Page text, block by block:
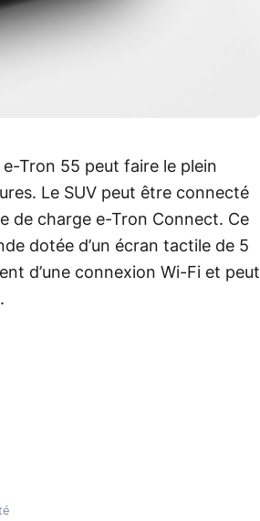
Tron 55 peut faire le plein
Le SUV peut être connecté
de charge e-Tron Connect. Ce
dotée d’un écran tactile de 5
d’une connexion Wi-Fi et peut